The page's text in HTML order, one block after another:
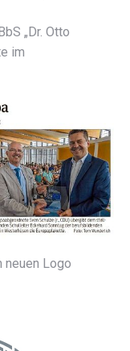
„Dr. Otto
im
neuen Logo